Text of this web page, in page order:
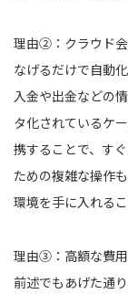
理由②：クラウド
なげるだけで自動
入金や出金などの
タ化されているケ
携することで、す
ための複雑な操作
環境を手に入れるこ
理由③：高額な費
前述でもあげた通